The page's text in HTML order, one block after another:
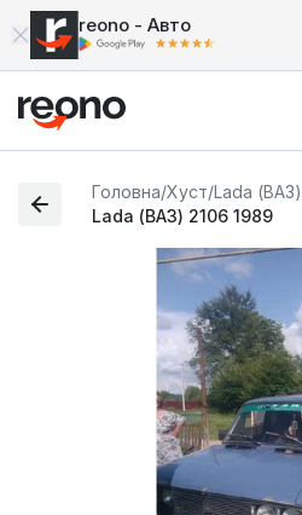
reono - Авто
Головна/Хуст/Lada (ВАЗ)
Lada (ВАЗ) 2106 1989